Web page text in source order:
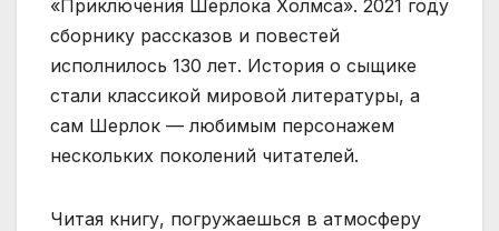
«Приключения Шерлока Холмса». 2021 году
сборнику рассказов и повестей
исполнилось 130 лет. История о сыщике
стали классикой мировой литературы, а
сам Шерлок — любимым персонажем
нескольких поколений читателей.
Читая книгу, погружаешься в атмосферу